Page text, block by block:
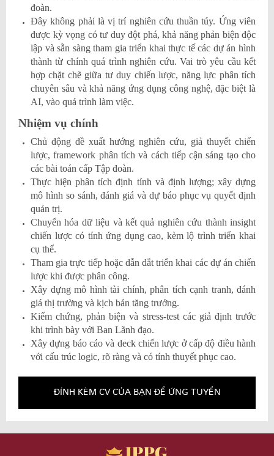
đoàn.
Đây không phải là vị trí nghiên cứu thuần túy. Ứng viên
được kỳ vọng có tư duy đột phá, khả năng phản biện độc
lập và sẵn sàng tham gia triển khai thực tế các dự án hình
thành từ chính quá trình nghiên cứu. Vai trò yêu cầu kết
hợp chặt chẽ giữa tư duy chiến lược, năng lực phân tích
chuyên sâu và khả năng ứng dụng công nghệ, đặc biệt là
AI, vào quá trình làm việc.
Nhiệm vụ chính
Chủ động đề xuất hướng nghiên cứu, giả thuyết chiến
lược, framework phân tích và cách tiếp cận sáng tạo cho
các bài toán cấp Tập đoàn.
Thực hiện phân tích định tính và định lượng; xây dựng
mô hình so sánh, đánh giá và dự báo phục vụ quyết định
quản trị.
Chuyển hóa dữ liệu và kết quả nghiên cứu thành insight
chiến lược có tính ứng dụng cao, kèm lộ trình triển khai
cụ thể.
Tham gia trực tiếp hoặc dẫn dắt triển khai các dự án chiến
lược khi được phân công.
Xây dựng mô hình tài chính, phân tích cạnh tranh, đánh
giá thị trường và kịch bản tăng trưởng.
Kiểm chứng, phản biện và stress-test các giả định trước
khi trình bày với Ban Lãnh đạo.
Xây dựng báo cáo và deck chiến lược ở cấp độ điều hành
với cấu trúc logic, rõ ràng và có tính thuyết phục cao.
ĐÍNH KÈM CV CỦA BẠN ĐỂ ỨNG TUYỂN